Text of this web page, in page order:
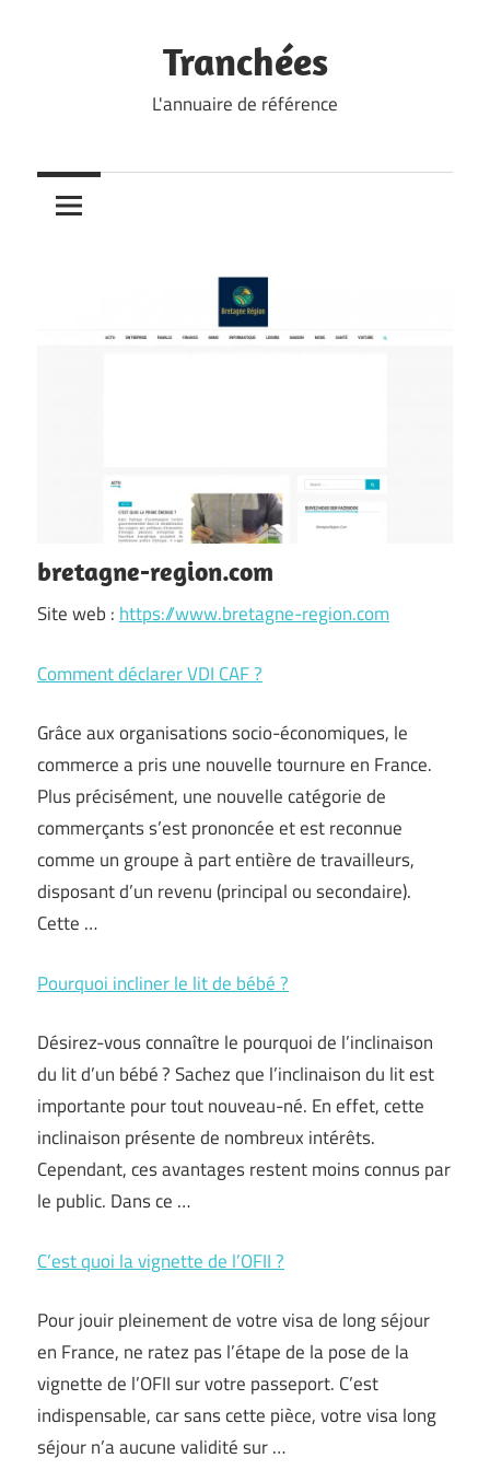
Tranchées
L'annuaire de référence
bretagne-region.com
Site web : https://www.bretagne-region.com
Comment déclarer VDI CAF ?
Grâce aux organisations socio-économiques, le
commerce a pris une nouvelle tournure en France.
Plus précisément, une nouvelle catégorie de
commerçants s’est prononcée et est reconnue
comme un groupe à part entière de travailleurs,
disposant d’un revenu (principal ou secondaire).
Cette …
Pourquoi incliner le lit de bébé ?
Désirez-vous connaître le pourquoi de l’inclinaison
du lit d’un bébé ? Sachez que l’inclinaison du lit est
importante pour tout nouveau-né. En effet, cette
inclinaison présente de nombreux intérêts.
Cependant, ces avantages restent moins connus par
le public. Dans ce …
C’est quoi la vignette de l’OFII ?
Pour jouir pleinement de votre visa de long séjour
en France, ne ratez pas l’étape de la pose de la
vignette de l’OFII sur votre passeport. C’est
indispensable, car sans cette pièce, votre visa long
séjour n’a aucune validité sur …